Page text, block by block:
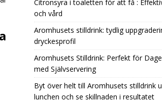
Citronsyra i toaletten för att få :
och vård
Aromhusets stilldrink: tydlig
dryckesprofil
Aromhusets Stilldrink: Perfekt för
med Självservering
Byt över helt till Aromhusets stilldrink
lunchen och se skillnaden i resultatet